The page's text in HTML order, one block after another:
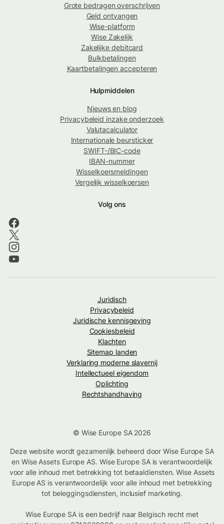
Grote bedragen overschrijven
Geld ontvangen
Wise-platform
Wise Zakelijk
Zakelijke debitcard
Bulkbetalingen
Kaartbetalingen accepteren
Hulpmiddelen
Nieuws en blog
Privacybeleid inzake onderzoek
Valutacalculator
Internationale beursticker
SWIFT-/BIC-code
IBAN-nummer
Wisselkoersmeldingen
Vergelijk wisselkoersen
Volg ons
Juridisch
Privacybeleid
Juridische kennisgeving
Cookiesbeleid
Klachten
Sitemap landen
Verklaring moderne slavernij
Intellectueel eigendom
Oplichting
Rechtshandhaving
© Wise Europe SA 2026
Deze website wordt gezamenlijk beheerd door Wise Europe SA
en Wise Assets Europe AS. Wise Europe SA is verantwoordelijk
voor alle inhoud met betrekking tot betaaldiensten. Wise Assets
Europe AS is verantwoordelijk voor alle inhoud met betrekking
tot beleggingsdiensten, inclusief marketing.
Wise Europe SA is een bedrijf naar Belgisch recht met